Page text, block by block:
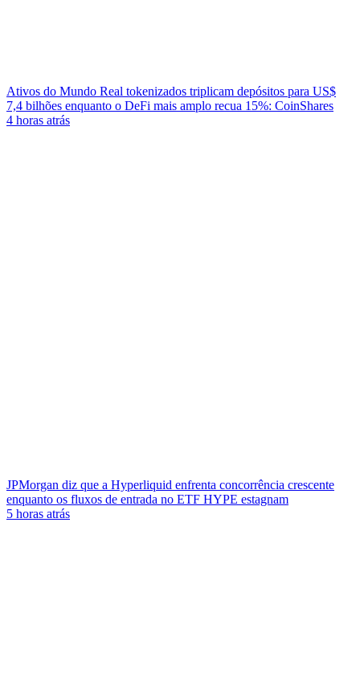
Ativos do Mundo Real tokenizados triplicam depósitos para US$
7,4 bilhões enquanto o DeFi mais amplo recua 15%: CoinShares
4 horas atrás
JPMorgan diz que a Hyperliquid enfrenta concorrência crescente
enquanto os fluxos de entrada no ETF HYPE estagnam
5 horas atrás